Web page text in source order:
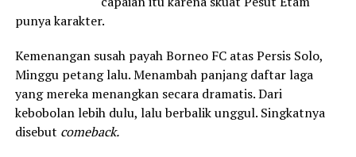
punya karakter.
Kemenangan susah payah Borneo FC atas Persis Solo,
Minggu petang lalu. Menambah panjang daftar laga
yang mereka menangkan secara dramatis. Dari
kebobolan lebih dulu, lalu berbalik unggul. Singkatnya
disebut comeback.